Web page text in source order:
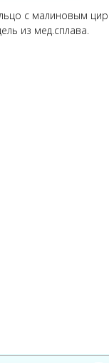
с малиновым
из мед.сплава.